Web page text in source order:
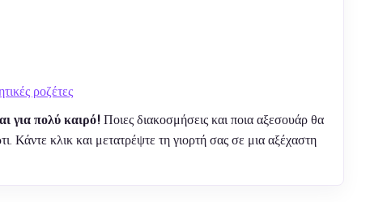
ροζέτες
για πολύ καιρό! Ποιες διακοσμήσεις και ποια αξεσουάρ θα
Κάντε κλικ και μετατρέψτε τη γιορτή σας σε μια αξέχαστη